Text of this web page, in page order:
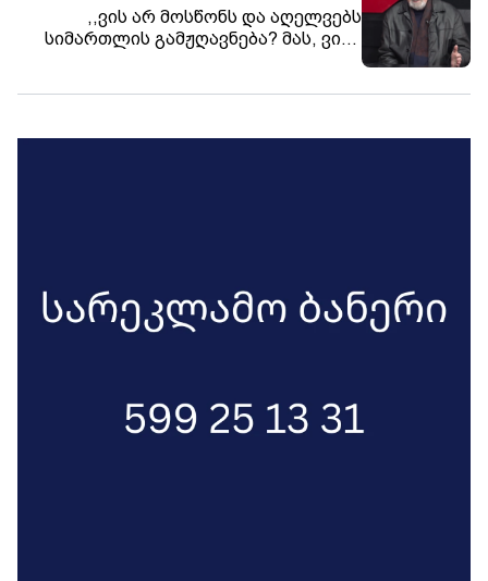
,,ვის არ მოსწონს და აღელვებს
სიმართლის გამჟღავნება? მას, ვინც